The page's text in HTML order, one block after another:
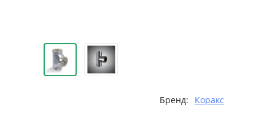
Бренд: Коракс